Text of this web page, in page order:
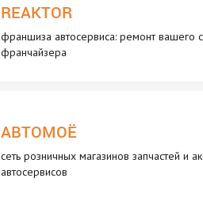
REAKTOR
франшиза автосервиса: ремонт вашего
франчайзера
АВТОМОЁ
сеть розничных магазинов запчастей и
автосервисов